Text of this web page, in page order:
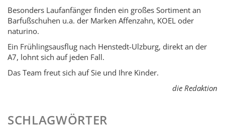
Besonders Laufanfänger finden ein großes Sortiment an
Barfußschuhen u.a. der Marken Affenzahn, KOEL oder
naturino.
Ein Frühlingsausflug nach Henstedt-Ulzburg, direkt an der
A7, lohnt sich auf jeden Fall.
Das Team freut sich auf Sie und Ihre Kinder.
die Redaktion
SCHLAGWÖRTER